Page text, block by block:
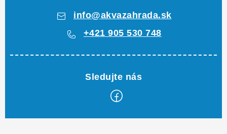
info@akvazahrada.sk
+421 905 530 748